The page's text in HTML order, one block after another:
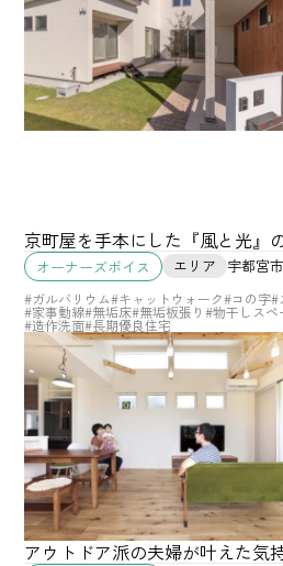
京町屋を手本にした『風と光』
オーナーズボイス エリア 宇都宮市
#ガルバリウム#キャットウォーク#コの字#
#家事動線#無垢床#無垢板張り#物干しスペ
#造作洗面#長期優良住宅
アウトドア派の夫婦が叶えた気